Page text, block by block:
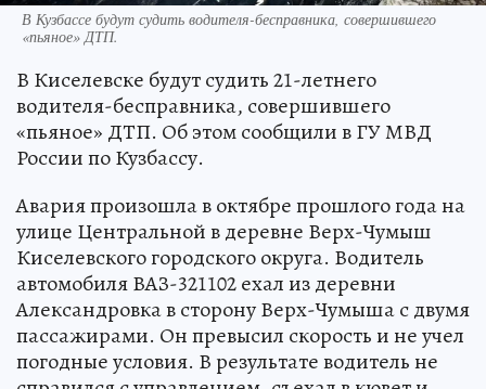
В Кузбассе будут судить водителя-бесправника, совершившего
«пьяное» ДТП.
В Киселевске будут судить 21-летнего
водителя-бесправника, совершившего
«пьяное» ДТП. Об этом сообщили в ГУ МВД
России по Кузбассу.
Авария произошла в октябре прошлого года на
улице Центральной в деревне Верх-Чумыш
Киселевского городского округа. Водитель
автомобиля ВАЗ-321102 ехал из деревни
Александровка в сторону Верх-Чумыша с двумя
пассажирами. Он превысил скорость и не учел
погодные условия. В результате водитель не